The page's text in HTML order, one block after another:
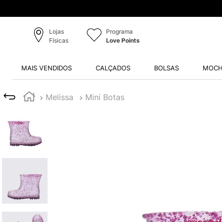
Lojas
Físicas
Programa
Love Points
MAIS VENDIDOS CALÇADOS BOLSAS
Melissa Mini Botas